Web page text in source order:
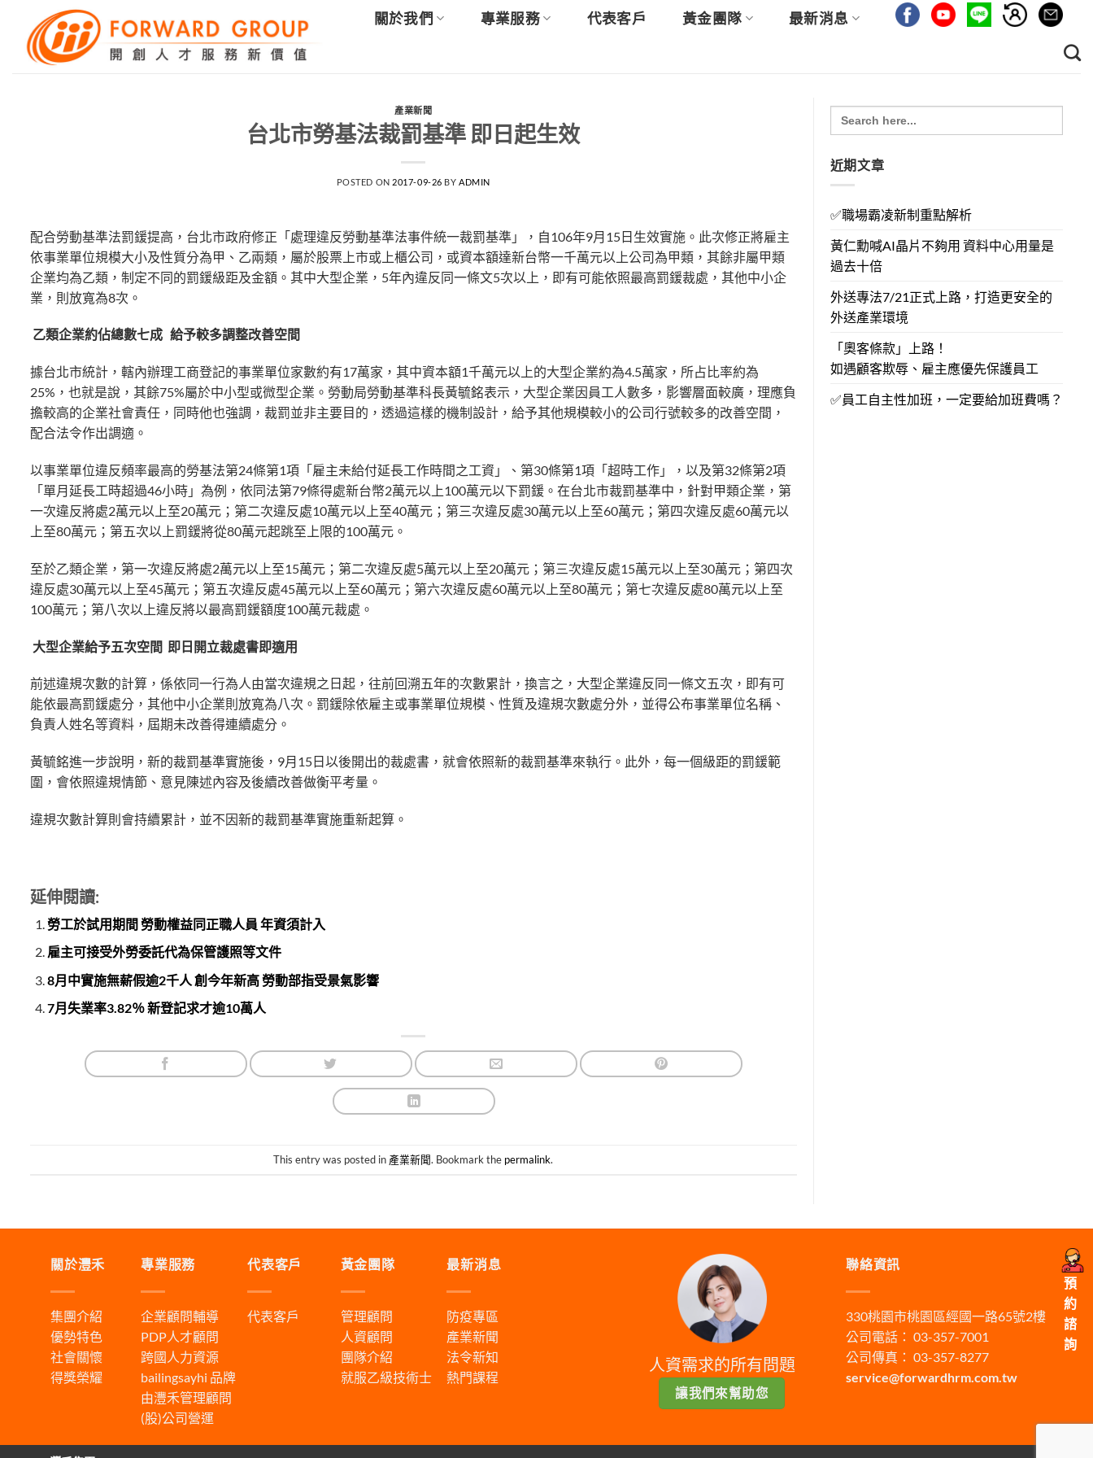
content
關於我們 專業服務 代表客戶 黃金團隊 最新消息
產業新聞
台北市勞基法裁罰基準 即日起生效
POSTED ON 2017-09-26 BY ADMIN
配合勞動基準法罰鍰提高，台北市政府修正「處理違反勞動基準法事件統一裁罰基準」，自106年9月15日生效實施。此次修正將雇主
依事業單位規模大小及性質分為甲、乙兩類，屬於股票上市或上櫃公司，或資本額達新台幣一千萬元以上公司為甲類，其餘非屬甲類
企業均為乙類，制定不同的罰鍰級距及金額。其中大型企業，5年內違反同一條文5次以上，即有可能依照最高罰鍰裁處，其他中小企
業，則放寬為8次。
乙類企業約佔總數七成 給予較多調整改善空間
據台北市統計，轄內辦理工商登記的事業單位家數約有17萬家，其中資本額1千萬元以上的大型企業約為4.5萬家，所占比率約為
25%，也就是說，其餘75%屬於中小型或微型企業。勞動局勞動基準科長黃毓銘表示，大型企業因員工人數多，影響層面較廣，理應負
擔較高的企業社會責任，同時他也強調，裁罰並非主要目的，透過這樣的機制設計，給予其他規模較小的公司行號較多的改善空間，
配合法令作出調適。
以事業單位違反頻率最高的勞基法第24條第1項「雇主未給付延長工作時間之工資」、第30條第1項「超時工作」，以及第32條第2項
「單月延長工時超過46小時」為例，依同法第79條得處新台幣2萬元以上100萬元以下罰鍰。在台北市裁罰基準中，針對甲類企業，第
一次違反將處2萬元以上至20萬元；第二次違反處10萬元以上至40萬元；第三次違反處30萬元以上至60萬元；第四次違反處60萬元以
上至80萬元；第五次以上罰鍰將從80萬元起跳至上限的100萬元。
至於乙類企業，第一次違反將處2萬元以上至15萬元；第二次違反處5萬元以上至20萬元；第三次違反處15萬元以上至30萬元；第四次
違反處30萬元以上至45萬元；第五次違反處45萬元以上至60萬元；第六次違反處60萬元以上至80萬元；第七次違反處80萬元以上至
100萬元；第八次以上違反將以最高罰鍰額度100萬元裁處。
大型企業給予五次空間 即日開立裁處書即適用
前述違規次數的計算，係依同一行為人由當次違規之日起，往前回溯五年的次數累計，換言之，大型企業違反同一條文五次，即有可
能依最高罰鍰處分，其他中小企業則放寬為八次。罰鍰除依雇主或事業單位規模、性質及違規次數處分外，並得公布事業單位名稱、
負責人姓名等資料，屆期未改善得連續處分。
黃毓銘進一步說明，新的裁罰基準實施後，9月15日以後開出的裁處書，就會依照新的裁罰基準來執行。此外，每一個級距的罰鍰範
圍，會依照違規情節、意見陳述內容及後續改善做衡平考量。
違規次數計算則會持續累計，並不因新的裁罰基準實施重新起算。
延伸閱讀:
勞工於試用期間 勞動權益同正職人員 年資須計入
雇主可接受外勞委託代為保管護照等文件
8月中實施無薪假逾2千人 創今年新高 勞動部指受景氣影響
7月失業率3.82％ 新登記求才逾10萬人
This entry was posted in 產業新聞. Bookmark the permalink.
Search
for:
近期文章
✅職場霸凌新制重點解析
黃仁勳喊AI晶片不夠用 資料中心用量是
過去十倍
外送專法7/21正式上路，打造更安全的
外送產業環境
「奧客條款」上路！
如遇顧客欺辱、雇主應優先保護員工
✅員工自主性加班，一定要給加班費嗎？
關於灃禾
集團介紹
優勢特色
社會關懷
得獎榮耀
專業服務
企業顧問輔導
PDP人才顧問
跨國人力資源
bailingsayhi 品牌
由灃禾管理顧問
(股)公司營運
代表客戶
代表客戶
黃金團隊
管理顧問
人資顧問
團隊介紹
就服乙級技術士
最新消息
防疫專區
產業新聞
法令新知
熱門課程
人資需求的所有問題
讓我們來幫助您
聯絡資訊
330桃園市桃園區經國一路65號2樓
公司電話： 03-357-7001
公司傳真： 03-357-8277
service@forwardhrm.com.tw
預
約
諮
詢